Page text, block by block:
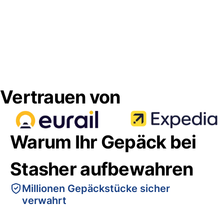
Vertrauen von
Warum Ihr Gepäck bei
Stasher aufbewahren
Millionen Gepäckstücke sicher
verwahrt